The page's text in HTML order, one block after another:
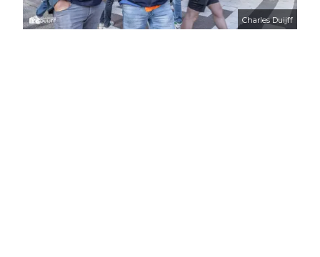
Charles Duijff